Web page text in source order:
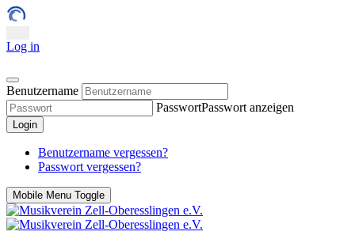
Log in
Benutzername
PasswortPasswort anzeigen
Login
Benutzername vergessen?
Passwort vergessen?
Mobile Menu Toggle